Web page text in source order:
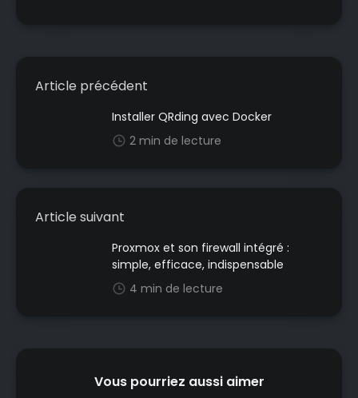
Article précédent
Installer QRding avec Docker
2 min de lecture
Article suivant
Proxmox et son firewall intégré :
simple, efficace, indispensable
4 min de lecture
Vous pourriez aussi aimer